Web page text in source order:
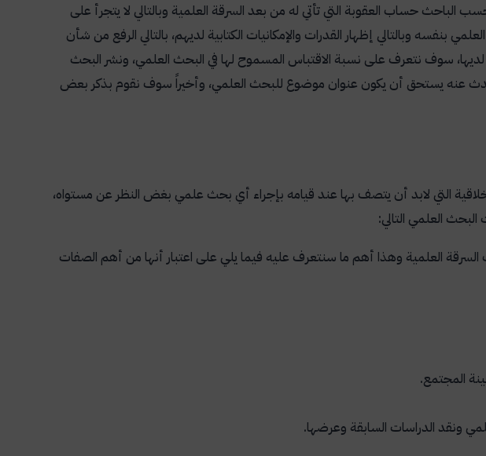
حساب العقوبة التي تأتي له من بعد السرقة العلمية وبالتالي لا يتجرأ على
بنفسه وبالتالي إظهار القدرات والإمكانيات الكتابية لديهم، بالتالي الرفع من شأن
لديها، سوف نتعرف على نسبة الاقتباس المسموح لها في البحث العلمي، ونشر البحث
عنه يستحق أن يكون عنوان موضوع للبحث العلمي، وأخيراً سوف نقوم بذكر بعض
التي لابد أن يتصف بها عند قيامه بإجراء أي بحث علمي بغض النظر عن مستواه،
العلمي التالي:
السرقة العلمية وهذا أهم ما سنتعرف عليه فيما يلي على اعتبار أنها من أهم الصفات
المجتمع.
ونقد الدراسات السابقة وعرضها.